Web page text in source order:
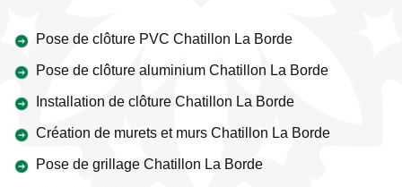
Pose de clôture PVC Chatillon La Borde
Pose de clôture aluminium Chatillon La Borde
Installation de clôture Chatillon La Borde
Création de murets et murs Chatillon La Borde
Pose de grillage Chatillon La Borde